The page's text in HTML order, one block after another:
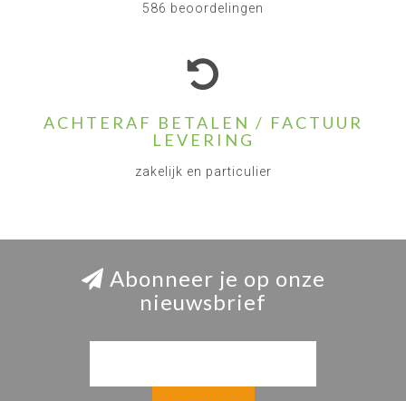
586 beoordelingen
ACHTERAF BETALEN / FACTUUR
LEVERING
zakelijk en particulier
Abonneer je op onze
nieuwsbrief